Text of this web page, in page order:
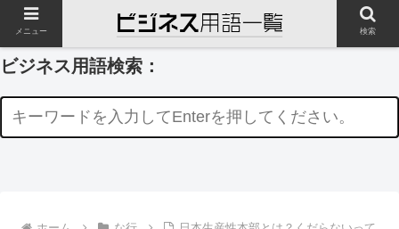
ビジネス用語検索：
メニュー 検索